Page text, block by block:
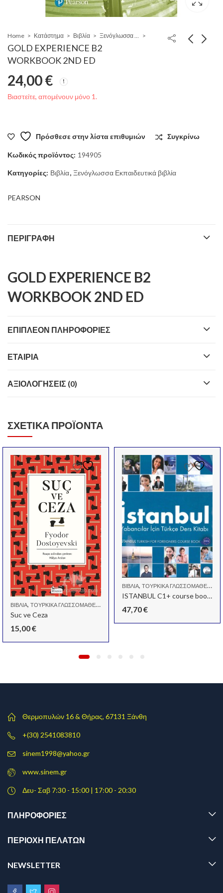
Home Κατάστημα Βιβλία Ξενόγλωσσα Εκπαιδευτικά βιβλία
GOLD EXPERIENCE B2
WORKBOOK 2ND ED
24,00€
Βιαστείτε, απομένουν μόνο 1.
Πρόσθεσε στην λίστα επιθυμιών Συγκρίνω
Κωδικός προϊόντος: 194905
Κατηγορίες: Βιβλία, Ξενόγλωσσα Εκπαιδευτικά βιβλία
PEARSON
ΠΕΡΙΓΡΑΦΉ
GOLD EXPERIENCE B2
WORKBOOK 2ND ED
ΕΠΙΠΛΈΟΝ ΠΛΗΡΟΦΟΡΊΕΣ
ΕΤΑΙΡΊΑ
ΑΞΙΟΛΟΓΉΣΕΙΣ (0)
ΣΧΕΤΙΚΆ ΠΡΟΪΌΝΤΑ
ΒΙΒΛΊΑ, ΤΟΥΡΚΙΚΆ ΓΛΩΣΣΟΜΆΘΕΙΑΣ
Suc ve Ceza
15,00€
ΒΙΒΛΊΑ, ΤΟΥΡΚΙΚΆ ΓΛΩΣΣΟΜΆΘΕΙΑΣ
ISTANBUL C1+ course book + work book +2 cd
47,70€
Θερμοπυλών 16 & Θήρας, 67131 Ξάνθη
+(30) 2541083810
sinem1998@yahoo.gr
www.sinem.gr
Δευ- Σαβ 7:30 - 15:00 | 17:00 - 20:30
ΠΛΗΡΟΦΟΡΊΕΣ
ΠΕΡΙΟΧΗ ΠΕΛΑΤΩΝ
NEWSLETTER